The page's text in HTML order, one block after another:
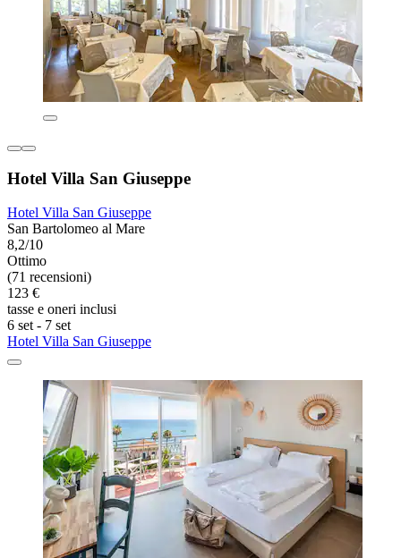
Hotel Villa San Giuseppe
Hotel Villa San Giuseppe
San Bartolomeo al Mare
8,2/10
Ottimo
(71 recensioni)
123 €
tasse e oneri inclusi
6 set - 7 set
Hotel Villa San Giuseppe